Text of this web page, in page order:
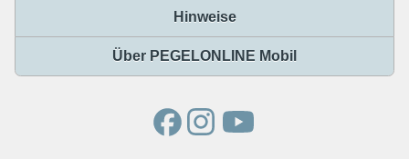
Hinweise
Über PEGELONLINE Mobil